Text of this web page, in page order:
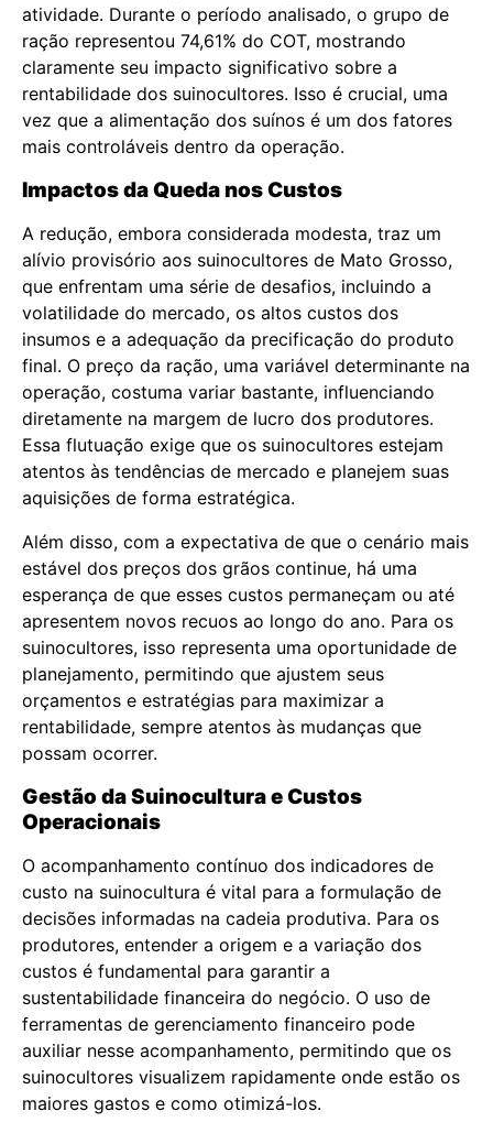
atividade. Durante o período analisado, o grupo de
ração representou 74,61% do COT, mostrando
claramente seu impacto significativo sobre a
rentabilidade dos suinocultores. Isso é crucial, uma
vez que a alimentação dos suínos é um dos fatores
mais controláveis dentro da operação.
Impactos da Queda nos Custos
A redução, embora considerada modesta, traz um
alívio provisório aos suinocultores de Mato Grosso,
que enfrentam uma série de desafios, incluindo a
volatilidade do mercado, os altos custos dos
insumos e a adequação da precificação do produto
final. O preço da ração, uma variável determinante na
operação, costuma variar bastante, influenciando
diretamente na margem de lucro dos produtores.
Essa flutuação exige que os suinocultores estejam
atentos às tendências de mercado e planejem suas
aquisições de forma estratégica.
Além disso, com a expectativa de que o cenário mais
estável dos preços dos grãos continue, há uma
esperança de que esses custos permaneçam ou até
apresentem novos recuos ao longo do ano. Para os
suinocultores, isso representa uma oportunidade de
planejamento, permitindo que ajustem seus
orçamentos e estratégias para maximizar a
rentabilidade, sempre atentos às mudanças que
possam ocorrer.
Gestão da Suinocultura e Custos
Operacionais
O acompanhamento contínuo dos indicadores de
custo na suinocultura é vital para a formulação de
decisões informadas na cadeia produtiva. Para os
produtores, entender a origem e a variação dos
custos é fundamental para garantir a
sustentabilidade financeira do negócio. O uso de
ferramentas de gerenciamento financeiro pode
auxiliar nesse acompanhamento, permitindo que os
suinocultores visualizem rapidamente onde estão os
maiores gastos e como otimizá-los.